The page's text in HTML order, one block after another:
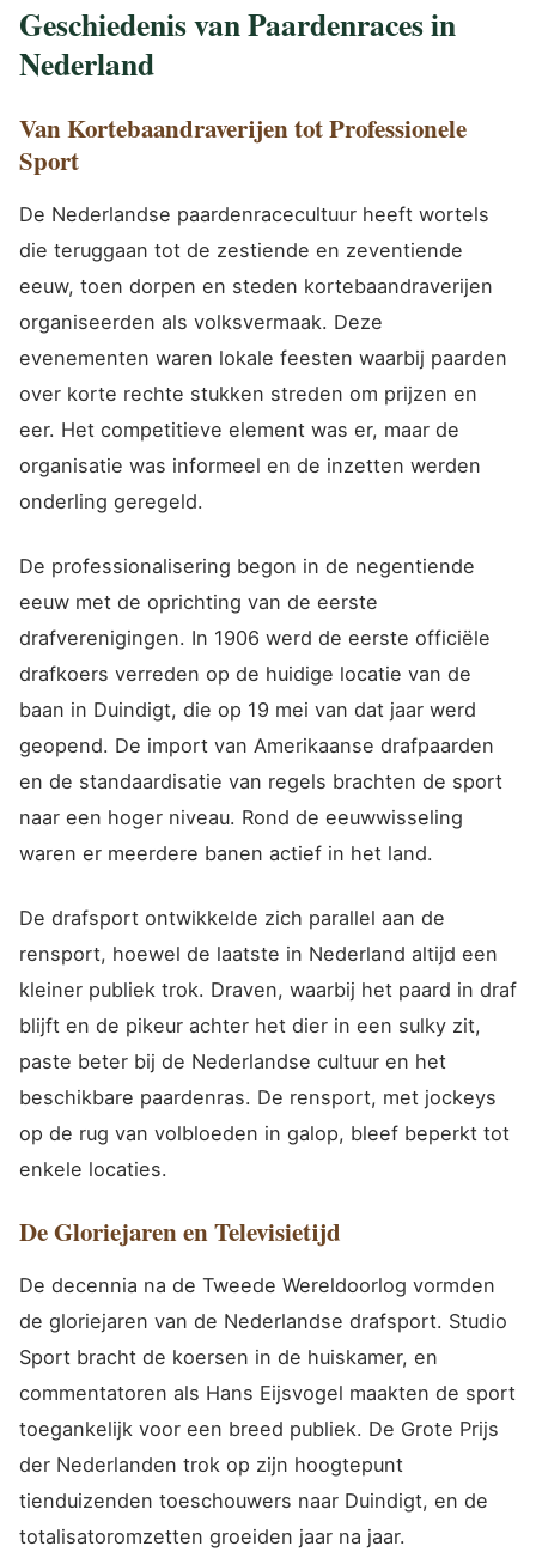
Geschiedenis van Paardenraces in
Nederland
Van Kortebaandraverijen tot Professionele
Sport
De Nederlandse paardenracecultuur heeft wortels
die teruggaan tot de zestiende en zeventiende
eeuw, toen dorpen en steden kortebaandraverijen
organiseerden als volksvermaak. Deze
evenementen waren lokale feesten waarbij paarden
over korte rechte stukken streden om prijzen en
eer. Het competitieve element was er, maar de
organisatie was informeel en de inzetten werden
onderling geregeld.
De professionalisering begon in de negentiende
eeuw met de oprichting van de eerste
drafverenigingen. In 1906 werd de eerste officiële
drafkoers verreden op de huidige locatie van de
baan in Duindigt, die op 19 mei van dat jaar werd
geopend. De import van Amerikaanse drafpaarden
en de standaardisatie van regels brachten de sport
naar een hoger niveau. Rond de eeuwwisseling
waren er meerdere banen actief in het land.
De drafsport ontwikkelde zich parallel aan de
rensport, hoewel de laatste in Nederland altijd een
kleiner publiek trok. Draven, waarbij het paard in draf
blijft en de pikeur achter het dier in een sulky zit,
paste beter bij de Nederlandse cultuur en het
beschikbare paardenras. De rensport, met jockeys
op de rug van volbloeden in galop, bleef beperkt tot
enkele locaties.
De Gloriejaren en Televisietijd
De decennia na de Tweede Wereldoorlog vormden
de gloriejaren van de Nederlandse drafsport. Studio
Sport bracht de koersen in de huiskamer, en
commentatoren als Hans Eijsvogel maakten de sport
toegankelijk voor een breed publiek. De Grote Prijs
der Nederlanden trok op zijn hoogtepunt
tienduizenden toeschouwers naar Duindigt, en de
totalisatoromzetten groeiden jaar na jaar.